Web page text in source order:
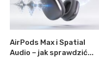
AirPods Max i Spatial
Audio – jak sprawdzić...